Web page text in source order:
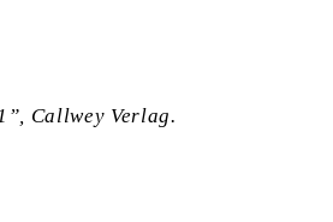
Callwey Verlag.